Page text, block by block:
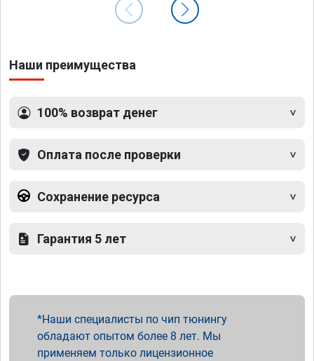
Наши преимущества
100% возврат денег
Оплата после проверки
Сохранение ресурса
Гарантия 5 лет
Наши специалисты по чип тюнингу
обладают опытом более 8 лет. Мы
применяем только лицензионное